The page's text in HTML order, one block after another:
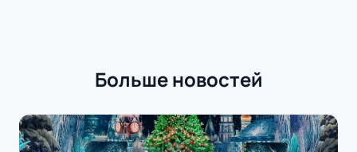
Больше новостей